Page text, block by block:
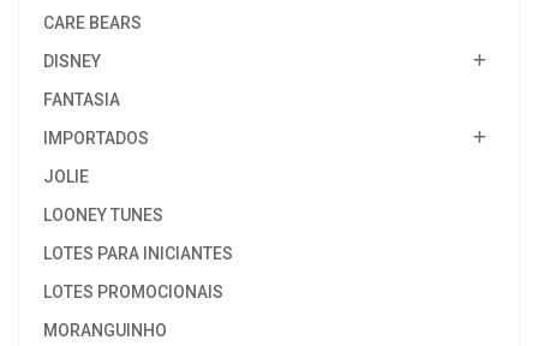
CARE BEARS
DISNEY
FANTASIA
IMPORTADOS
JOLIE
LOONEY TUNES
LOTES PARA INICIANTES
LOTES PROMOCIONAIS
MORANGUINHO